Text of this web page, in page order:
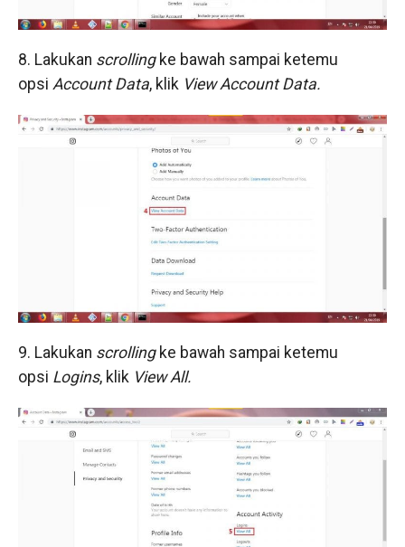
8. Lakukan scrollingke bawah sampai ketemu
opsi Account Data, klik View Account Data.
9. Lakukan scrollingke bawah sampai ketemu
opsi Logins, klik View All.